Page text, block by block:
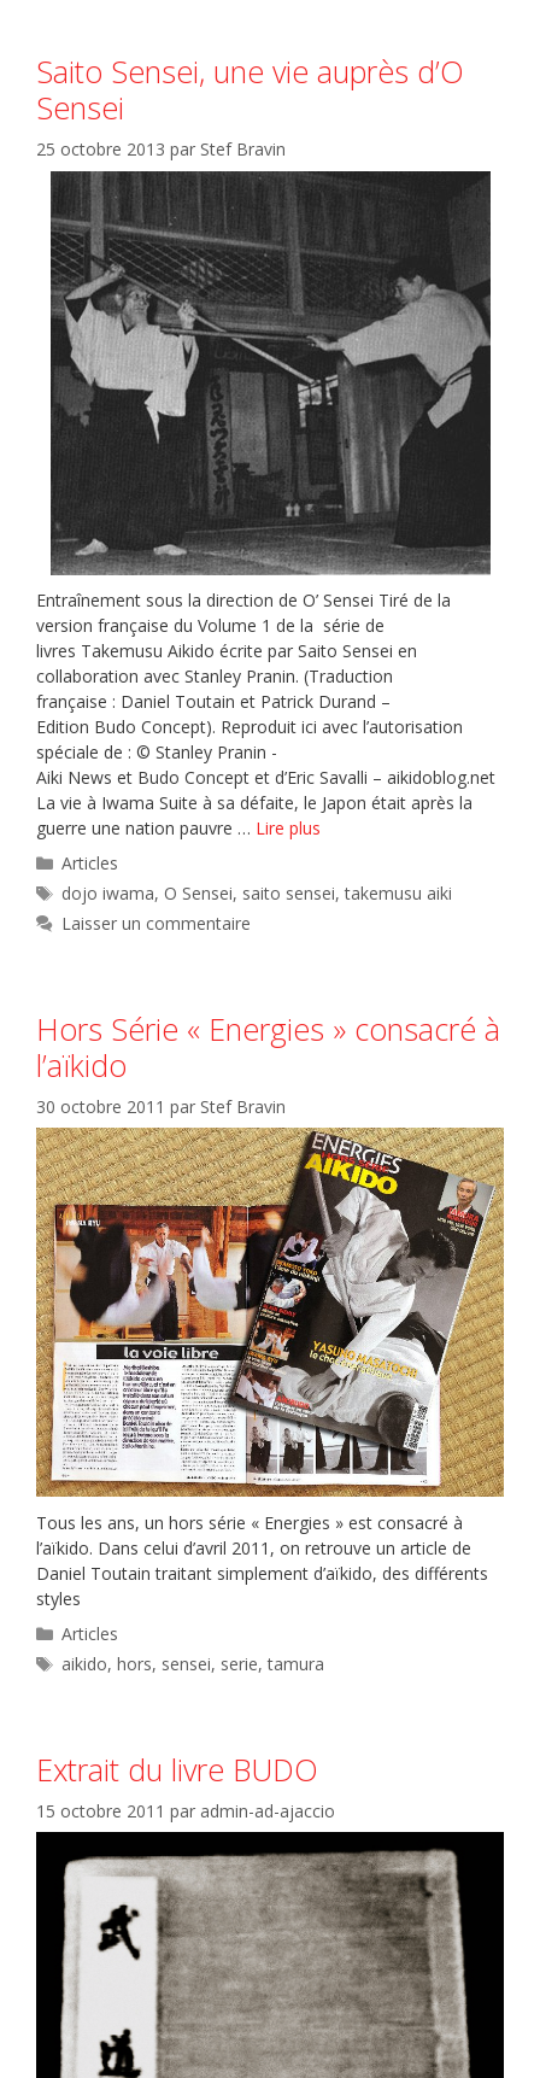
Saito Sensei, une vie auprès d’O
Sensei
25 octobre 2013 par Stef Bravin
Entraînement sous la direction de O’ Sensei Tiré de la
version française du Volume 1 de la série de
livres Takemusu Aikido écrite par Saito Sensei en
collaboration avec Stanley Pranin. (Traduction
française : Daniel Toutain et Patrick Durand –
Edition Budo Concept). Reproduit ici avec l’autorisation
spéciale de : © Stanley Pranin -
Aiki News et Budo Concept et d’Eric Savalli – aikidoblog.net
La vie à Iwama Suite à sa défaite, le Japon était après la
guerre une nation pauvre … Lire plus
Catégories
Articles
Étiquettes
dojo iwama,O Sensei, saito sensei,takemusu aiki
Laisser un commentaire
Hors Série « Energies » consacré à
l’aïkido
30 octobre 2011 par Stef Bravin
Tous les ans, un hors série « Energies » est consacré à
l’aïkido. Dans celui d’avril 2011, on retrouve un article de
Daniel Toutain traitant simplement d’aïkido, des différents
styles
Catégories
Articles
Étiquettes
aikido,hors, sensei, serie,tamura
Extrait du livre BUDO
15 octobre 2011 par admin-ad-ajaccio